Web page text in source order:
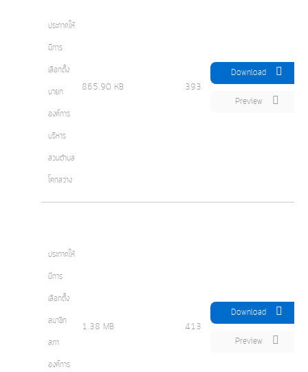
ประกาศให้
มีการ
เลือกตั้ง
นายก
องค์การ
บริหาร
ส่วนตำบล
โคกสว่าง
865.90 KB 393
Download
Preview
ประกาศให้
มีการ
เลือกตั้ง
สมาชิก
สภา
องค์การ
1.38 MB 413
Download
Preview